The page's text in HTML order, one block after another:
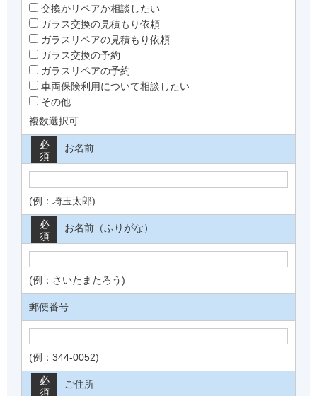
交換かリペアか相談したい
ガラス交換の見積もり依頼
ガラスリペアの見積もり依頼
ガラス交換の予約
ガラスリペアの予約
車両保険利用について相談したい
その他
複数選択可
お名前
必
須
(例：埼玉太郎)
お名前（ふりがな）
必
須
(例：さいたまたろう)
郵便番号
(例：344-0052)
ご住所
必
須